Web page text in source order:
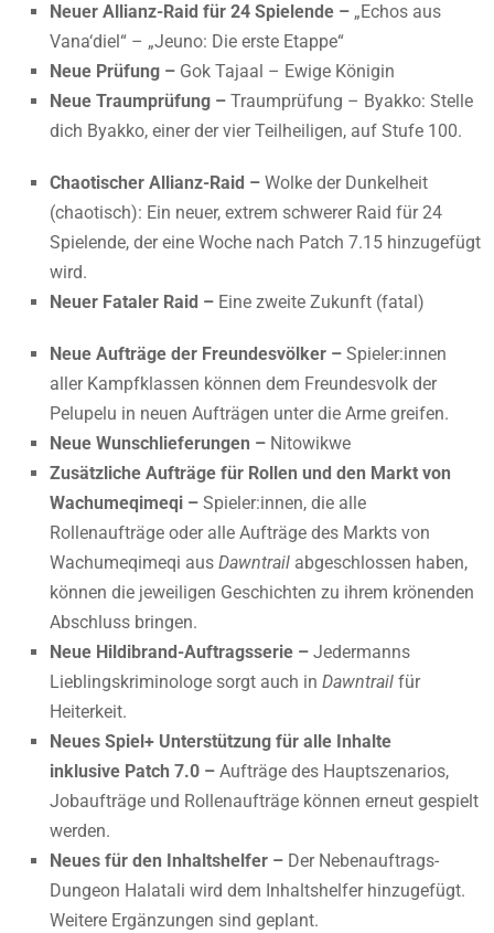
Neuer Allianz-Raid für 24 Spielende – „Echos aus
Vana‘diel“ – „Jeuno: Die erste Etappe“
Neue Prüfung – Gok Tajaal – Ewige Königin
Neue Traumprüfung – Traumprüfung – Byakko: Stelle
dich Byakko, einer der vier Teilheiligen, auf Stufe 100.
Chaotischer Allianz-Raid – Wolke der Dunkelheit
(chaotisch): Ein neuer, extrem schwerer Raid für 24
Spielende, der eine Woche nach Patch 7.15 hinzugefügt
wird.
Neuer Fataler Raid – Eine zweite Zukunft (fatal)
Neue Aufträge der Freundesvölker – Spieler:innen
aller Kampfklassen können dem Freundesvolk der
Pelupelu in neuen Aufträgen unter die Arme greifen.
Neue Wunschlieferungen – Nitowikwe
Zusätzliche Aufträge für Rollen und den Markt von
Wachumeqimeqi – Spieler:innen, die alle
Rollenaufträge oder alle Aufträge des Markts von
Wachumeqimeqi aus Dawntrail abgeschlossen haben,
können die jeweiligen Geschichten zu ihrem krönenden
Abschluss bringen.
Neue Hildibrand-Auftragsserie – Jedermanns
Lieblingskriminologe sorgt auch in Dawntrail für
Heiterkeit.
Neues Spiel+ Unterstützung für alle Inhalte
inklusive Patch 7.0 – Aufträge des Hauptszenarios,
Jobaufträge und Rollenaufträge können erneut gespielt
werden.
Neues für den Inhaltshelfer – Der Nebenauftrags-
Dungeon Halatali wird dem Inhaltshelfer hinzugefügt.
Weitere Ergänzungen sind geplant.